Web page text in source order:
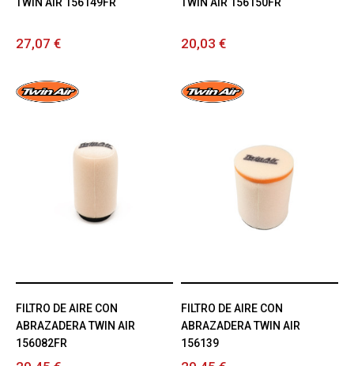
TWIN AIR 156149FR
27,07 €
TWIN AIR 156150FR
20,03 €
FILTRO DE AIRE CON
ABRAZADERA TWIN AIR
156082FR
FILTRO DE AIRE CON
ABRAZADERA TWIN AIR
156139